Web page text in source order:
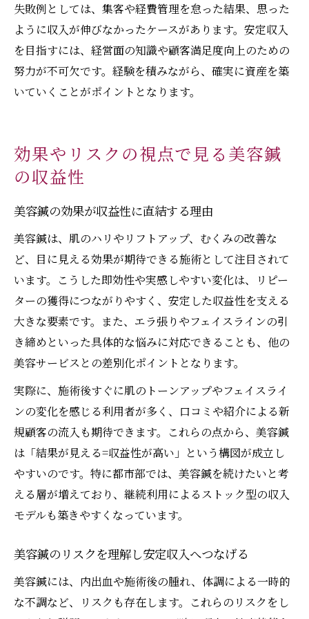
失敗例としては、集客や経費管理を怠った結果、思った
ように収入が伸びなかったケースがあります。安定収入
を目指すには、経営面の知識や顧客満足度向上のための
努力が不可欠です。経験を積みながら、確実に資産を築
いていくことがポイントとなります。
効果やリスクの視点で見る美容鍼
の収益性
美容鍼の効果が収益性に直結する理由
美容鍼は、肌のハリやリフトアップ、むくみの改善な
ど、目に見える効果が期待できる施術として注目されて
います。こうした即効性や実感しやすい変化は、リピー
ターの獲得につながりやすく、安定した収益性を支える
大きな要素です。また、エラ張りやフェイスラインの引
き締めといった具体的な悩みに対応できることも、他の
美容サービスとの差別化ポイントとなります。
実際に、施術後すぐに肌のトーンアップやフェイスライ
ンの変化を感じる利用者が多く、口コミや紹介による新
規顧客の流入も期待できます。これらの点から、美容鍼
は「結果が見える=収益性が高い」という構図が成立し
やすいのです。特に都市部では、美容鍼を続けたいと考
える層が増えており、継続利用によるストック型の収入
モデルも築きやすくなっています。
美容鍼のリスクを理解し安定収入へつなげる
美容鍼には、内出血や施術後の腫れ、体調による一時的
な不調など、リスクも存在します。これらのリスクをし